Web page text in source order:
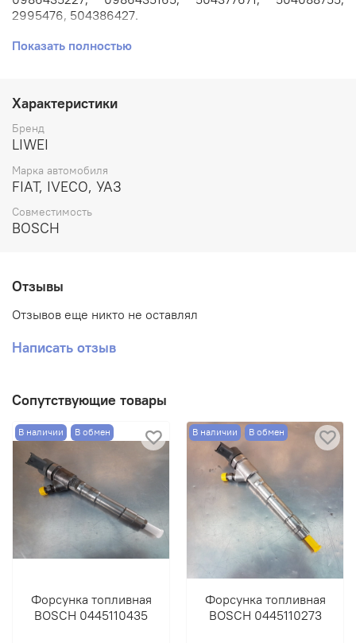
2995476, 504386427.
Применяется на автомобилях: CITROEN JUMPER // FIAT
Артикул: DLLA142P1595.
Номера аналогов: 0433171974, DLLA142P1595,
Производитель: LIWEI.
Показать полностью
Характеристики
Бренд
LIWEI
Марка автомобиля
FIAT, IVECO, УАЗ
Совместимость
BOSCH
Отзывы
Отзывов еще никто не оставлял
Написать отзыв
Сопутствующие товары
В наличии В обмен
Форсунка топливная
BOSCH 0445110435
В наличии В обмен
Форсунка топливная
BOSCH 0445110273